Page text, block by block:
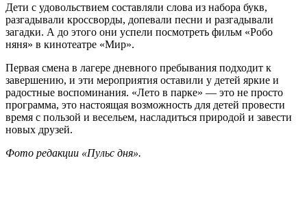
Дети с удовольствием составляли слова из набора букв,
разгадывали кроссворды, допевали песни и разгадывали
загадки. А до этого они успели посмотреть фильм «Робо
няня» в кинотеатре «Мир».
Первая смена в лагере дневного пребывания подходит к
завершению, и эти мероприятия оставили у детей яркие и
радостные воспоминания. «Лето в парке» — это не просто
программа, это настоящая возможность для детей провести
время с пользой и весельем, насладиться природой и завести
новых друзей.
Фото редакции «Пульс дня».